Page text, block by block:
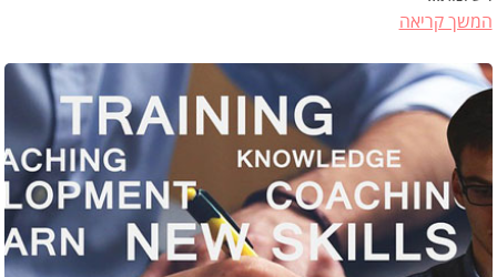
המשך קריאה